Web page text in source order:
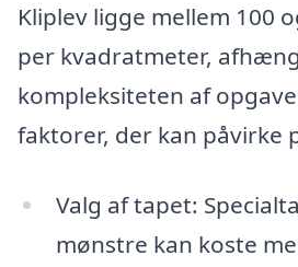
Kliplev ligge mellem 100
per kvadratmeter,
kompleksiteten af
faktorer, der kan påvirke
Valg af tapet:
mønstre kan koste